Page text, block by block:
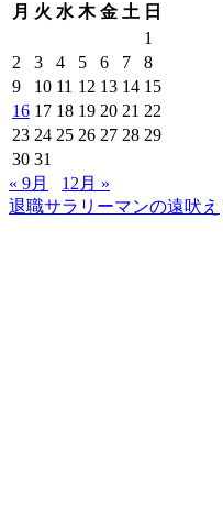
月 火 水 木 金 土 日
1
2
3 4 5 6 7
8
9
10 11 12 13 14 15
16 17 18 19 20 21 22
23 24 25 26 27 28 29
30 31
« 9月
12月 »
退職サラリーマンの遠吠え